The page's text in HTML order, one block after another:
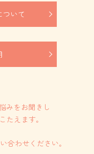
ついて
みをお聞きし
たえます。
合わせください。